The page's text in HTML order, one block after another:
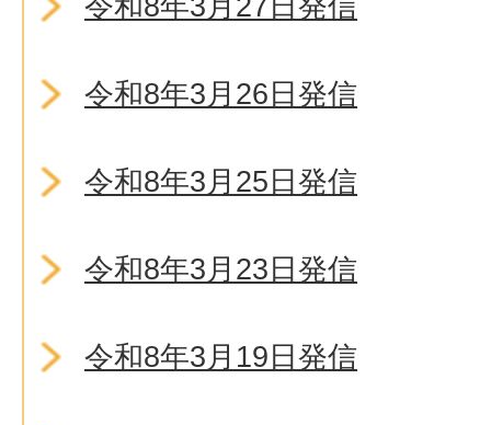
令和8年3月26日発信
令和8年3月25日発信
令和8年3月23日発信
令和8年3月19日発信